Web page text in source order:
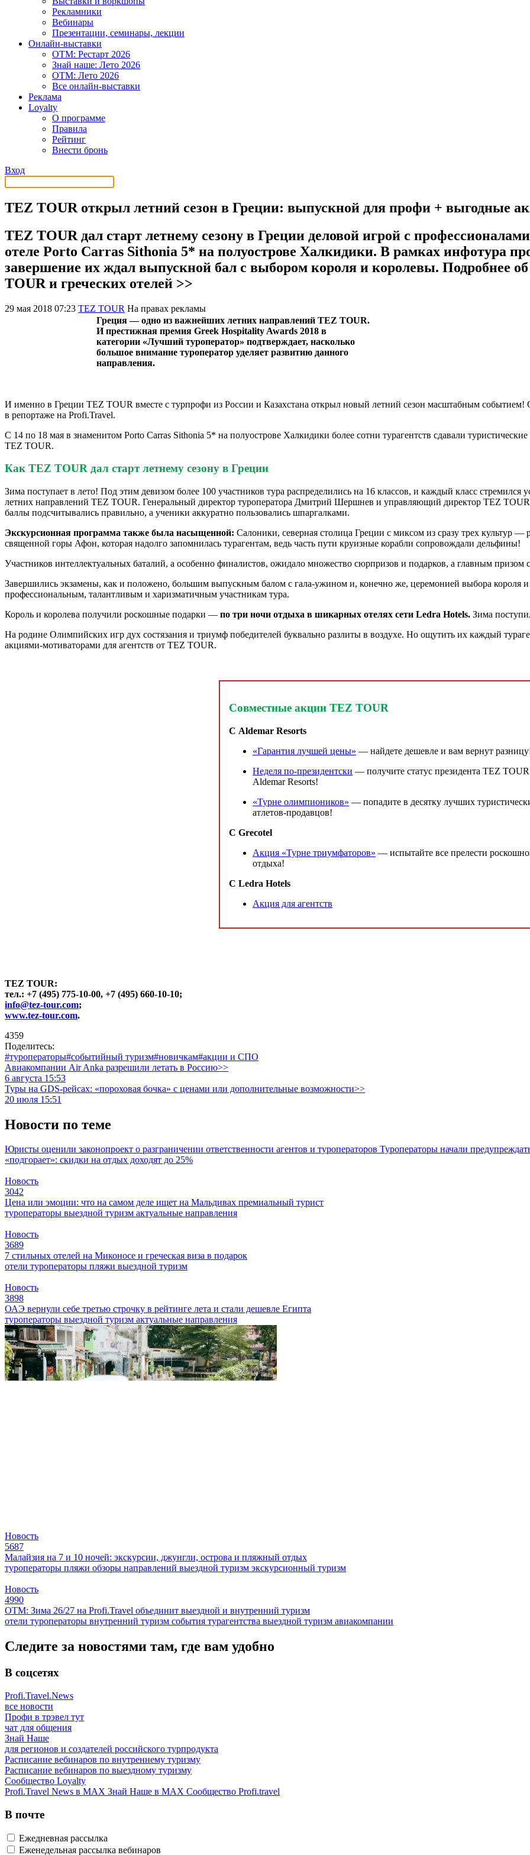
Рекламники
Вебинары
Презентации, семинары, лекции
Онлайн-выставки
OTM: Рестарт 2026
Знай наше: Лето 2026
OTM: Лето 2026
Все онлайн-выставки
Реклама
Loyalty
О программе
Правила
Рейтинг
Внести бронь
Вход
TEZ TOUR открыл летний сезон в Греции: выпускной для профи + выгодные
TEZ TOUR дал старт летнему сезону в Греции деловой игрой с
отеле Porto Carras Sithonia 5* на полуострове Халкидики. В рамках инфотура
завершение их ждал выпускной бал с выбором короля и королевы. Подробнее
TOUR и греческих отелей >>
29 мая 2018 07:23 TEZ TOUR На правах рекламы
Греция ― одно из важнейших летних направлений TEZ TOUR.
И престижная премия Greek Hospitality Awards 2018 в
категории «Лучший туроператор» подтверждает, насколько
большое внимание туроператор уделяет развитию данного
направления.
И именно в Греции TEZ TOUR вместе с турпрофи из России и Казахстана открыл новый летний сезон масштабным
в репортаже на Profi.Travel.
С 14 по 18 мая в знаменитом Porto Carras Sithonia 5* на полуострове Халкидики более сотни турагентств сдавали
TEZ TOUR.
Как TEZ TOUR дал старт летнему сезону в Греции
Зима поступает в лето! Под этим девизом более 100 участников тура распределились на 16 классов, и каждый класс стремился
летних направлений TEZ TOUR. Генеральный директор туроператора Дмитрий Шершнев и управляющий директор TEZ
баллы подсчитывались правильно, а ученики аккуратно пользовались шпаргалками.
Экскурсионная программа также была насыщенной: Салоники, северная столица Греции с миксом из сразу трех культур
священной горы Афон, которая надолго запомнилась турагентам, ведь часть пути круизные корабли сопровождали дельфины!
Участников интеллектуальных баталий, а особенно финалистов, ожидало множество сюрпризов и подарков, а главным призом
Завершились экзамены, как и положено, большим выпускным балом с гала-ужином и, конечно же, церемонией выбора короля
профессиональным, талантливым и харизматичным участникам тура.
Король и королева получили роскошные подарки ― по три ночи отдыха в шикарных отелях сети Ledra Hotels. Зима
На родине Олимпийских игр дух состязания и триумф победителей буквально разлиты в воздухе. Но ощутить их каждый
акциями-мотиваторами для агентств от TEZ TOUR.
Совместные акции TEZ TOUR
С Aldemar Resorts
«Гарантия лучшей цены» ― найдете дешевле и вам вернут
Неделя по-президентски ― получите статус президента TEZ
Aldemar Resorts!
«Турне олимпиоников» ― попадите в десятку лучших
атлетов-продавцов!
С Grecotel
Акция «Турне триумфаторов» ― испытайте все прелести
отдыха!
С Ledra Hotels
Акция для агентств
TEZ TOUR:
тел.: +7 (495) 775-10-00, +7 (495) 660-10-10;
info@tez-tour.com;
www.tez-tour.com.
4359
Поделитесь:
#туроператоры#событийный туризм#новичкам#акции и СПО
Авиакомпании Air Anka разрешили летать в Россию>>
6 августа 15:53
Туры на GDS-рейсах: «пороховая бочка» с ценами или дополнительные возможности>>
20 июля 15:51
Новости по теме
Юристы оценили законопроект о разграничении ответственности агентов и туроператоров Туроператоры начали
«подгорает»: скидки на отдых доходят до 25%
Новость
3042
Цена или эмоции: что на самом деле ищет на Мальдивах премиальный турист
туроператоры выездной туризм актуальные направления
Новость
3689
7 стильных отелей на Миконосе и греческая виза в подарок
отели туроператоры пляжи выездной туризм
Новость
3898
ОАЭ вернули себе третью строчку в рейтинге лета и стали дешевле Египта
туроператоры выездной туризм актуальные направления
Новость
5687
Малайзия на 7 и 10 ночей: экскурсии, джунгли, острова и пляжный отдых
туроператоры пляжи обзоры направлений выездной туризм экскурсионный туризм
Новость
4990
ОТМ: Зима 26/27 на Profi.Travel объединит выездной и внутренний туризм
отели туроператоры внутренний туризм события турагентства выездной туризм авиакомпании
Следите за новостями там, где вам удобно
В соцсетях
Profi.Travel.News
все новости
Профи в трэвел тут
чат для общения
Знай Наше
для регионов и создателей российского турпродукта
Расписание вебинаров по внутреннему туризму
Расписание вебинаров по выездному туризму
Сообщество Loyalty
Profi.Travel News в MAX Знай Наше в MAX Сообщество Profi.travel
В почте
Ежедневная рассылка
Еженедельная рассылка вебинаров